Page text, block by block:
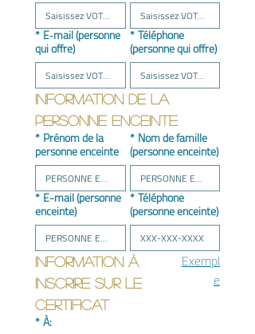
*E‑mail (personne
qui offre)
*Téléphone
(personne qui offre)
Information de la
personne ENCEINTE
*Prénom de la
personne enceinte
* Nom de famille
(personne enceinte)
*E-mail (personne
enceinte)
*Téléphone
(personne enceinte)
Information à
inscrire sur le
certificat
Exempl
e
*À: